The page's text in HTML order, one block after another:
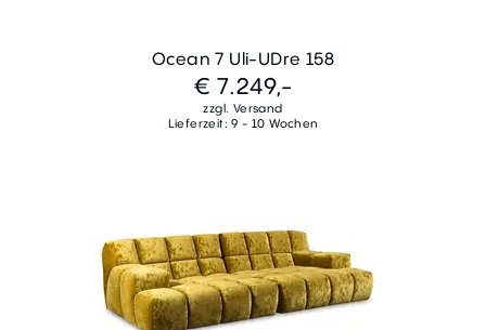
Ocean 7 Uli-UDre 158
€ 7.249,-
zzgl. Versand
Lieferzeit: 9 - 10 Wochen